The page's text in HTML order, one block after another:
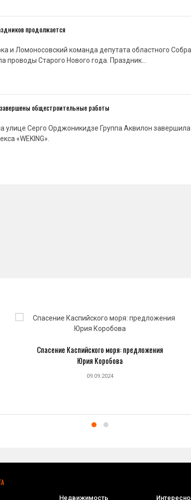
продолжается
и Ломоносовский команда депутата областного
проводы Старого Нового года. Праздник…
общестроительные работы
улице Серго Орджоникидзе Группа Аквилон завершила
«WEKING».
Спасение Каспийского моря: предложения
Юрия Коробова
09.09.2024
Недвижимость